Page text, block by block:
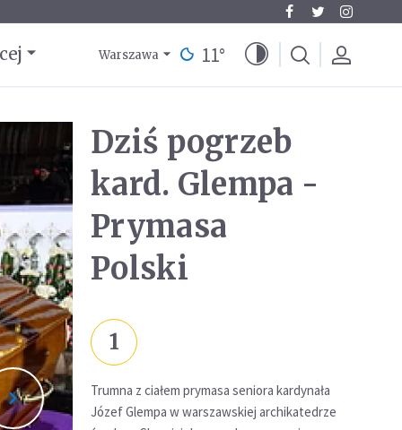
Warszawa 11°
Dziś pogrzeb
kard. Glempa -
Prymasa
Polski
1
Trumna z ciałem prymasa seniora kardynała
Józef Glempa w warszawskiej archikatedrze